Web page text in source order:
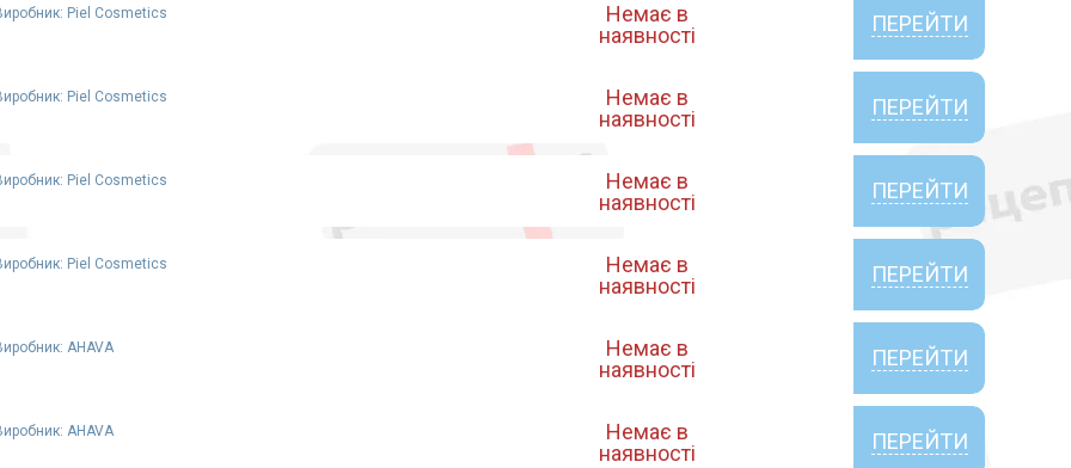
Piel Cosmetics
Немає в
наявності
ПЕРЕЙТИ
Piel Cosmetics
Немає в
наявності
ПЕРЕЙТИ
Piel Cosmetics
Немає в
наявності
ПЕРЕЙТИ
Piel Cosmetics
Немає в
наявності
ПЕРЕЙТИ
AHAVA
Немає в
наявності
ПЕРЕЙТИ
AHAVA
Немає в
наявності
ПЕРЕЙТИ